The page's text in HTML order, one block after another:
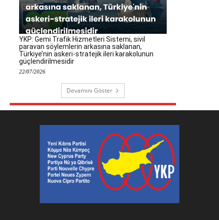
YKP: Gemi Trafik Hizmetleri Sistemi, sivil
paravan söylemlerin arkasına saklanan,
Türkiye’nin askeri-stratejik ileri karakolunun
güçlendirilmesidir
22/07/2026
Devamını Göster